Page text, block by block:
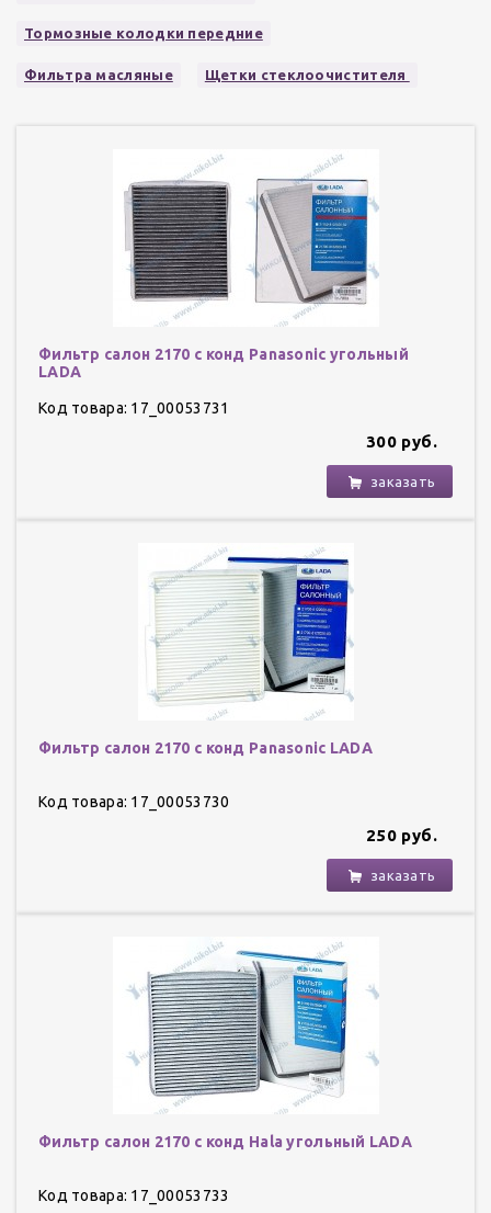
Тормозные колодки передние
Фильтра масляные Щетки стеклоочистителя
Фильтр салон 2170 с конд Panasonic угольный
LADA
Код товара: 17_00053731
300 руб.
заказать
Фильтр салон 2170 с конд Panasonic LADA
Код товара: 17_00053730
250 руб.
заказать
Фильтр салон 2170 с конд Hala угольный LADA
Код товара: 17_00053733